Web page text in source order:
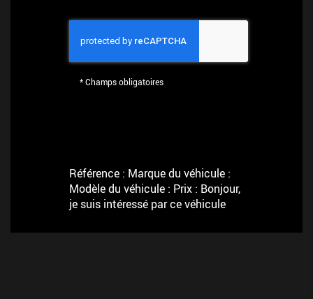
*Champs obligatoires
Référence : Marque du véhicule :
Modèle du véhicule : Prix : Bonjour,
je suis intéressé par ce véhicule